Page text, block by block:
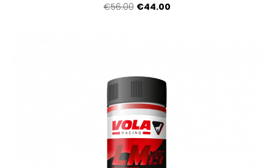
€56.00 €44.00